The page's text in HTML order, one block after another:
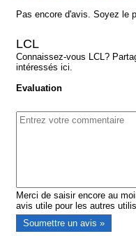
Pas encore d'avis. Soyez le
LCL
Connaissez-vous LCL?
intéressés ici.
Evaluation
Merci de saisir encore au
avis utile pour les autres